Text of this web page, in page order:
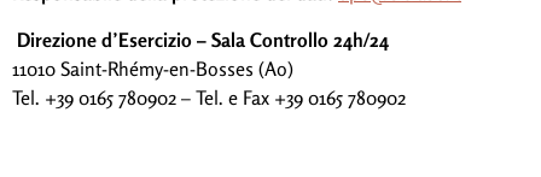
Direzione d’Esercizio – Sala Controllo 24h/24
11010 Saint-Rhémy-en-Bosses (Ao)
Tel. +39 0165 780902 – Tel. e Fax +39 0165 780902